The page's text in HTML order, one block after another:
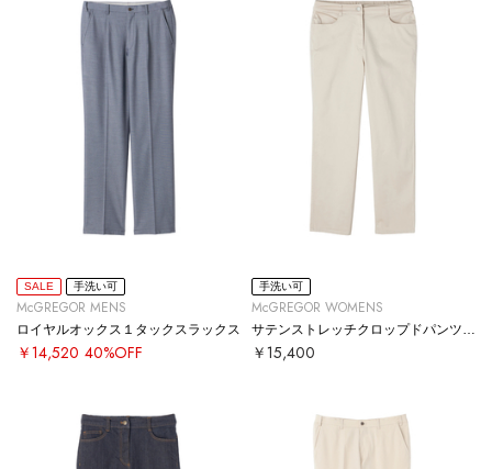
SALE 手洗い可
McGREGOR MENS
ロイヤルオックス１タックスラックス
￥14,520 40%OFF
手洗い可
McGREGOR WOMENS
￥15,400